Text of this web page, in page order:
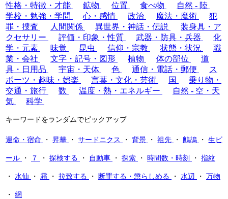
性格・特徴・才能
鉱物 位置 食べ物
自然 - 陸
学校・勉強・学問
心・感情 政治 魔法・魔術
犯
罪・捜査
人間関係 異世界・神話・伝説
装身具・ア
クセサリー
評価・印象・性質 武器・防具・兵器
化
学・元素
味覚 昆虫 信仰・宗教 状態・状況
職
業・会社
文字・記号・図形 植物 体の部位
道
具・日用品
宇宙・天体 色 通信・電話・郵便
ス
ポーツ・趣味・娯楽
言葉・文化・芸術 国
乗り物・
交通・旅行
数 温度・熱・エネルギー
自然 - 空・天
気
科学
キーワードをランダムでピックアップ
運命・宿命 ・ 昇華 ・ サードニクス ・ 背景 ・ 祖先 ・ 鷓鴣 ・ 生ビ
ール ・ ７ ・ 探検する ・ 自動車 ・ 探索 ・ 時間数・時刻 ・ 指紋
・ 水仙 ・ 霜 ・ 拉致する ・ 断罪する・懲らしめる ・ 水辺 ・ 万物
・ 網